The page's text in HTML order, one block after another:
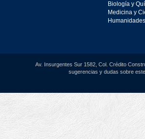
Biología y
Medicina y
Av. Insurgentes Sur 1582, Col. Crédito
sugerencias y dudas sobre